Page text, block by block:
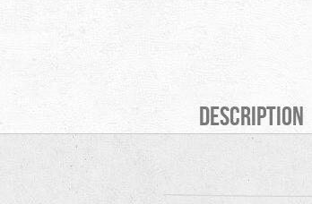
Description